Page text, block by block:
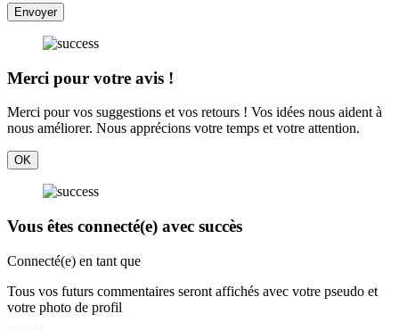
Envoyer
Merci pour votre avis !
Merci pour vos suggestions et vos retours ! Vos idées nous aident à
nous améliorer. Nous apprécions votre temps et votre attention.
OK
Vous êtes connecté(e) avec succès
Connecté(e) en tant que
Tous vos futurs commentaires seront affichés avec votre pseudo et
votre photo de profil